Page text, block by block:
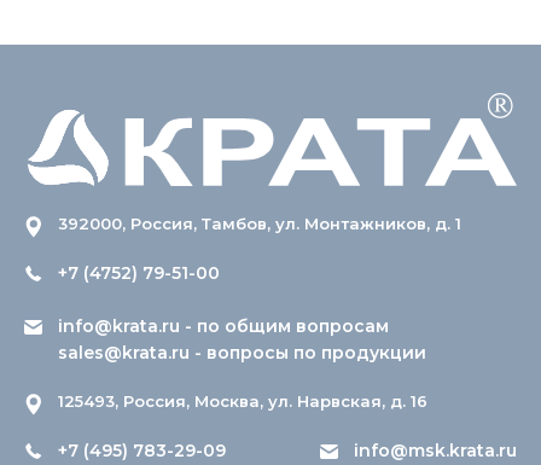
392000, Россия, Тамбов, ул. Монтажников, д. 1
+7 (4752) 79-51-00
info@krata.ru - по общим вопросам
sales@krata.ru - вопросы по продукции
125493, Россия, Москва, ул. Нарвская, д. 16
+7 (495) 783-29-09
info@msk.krata.ru